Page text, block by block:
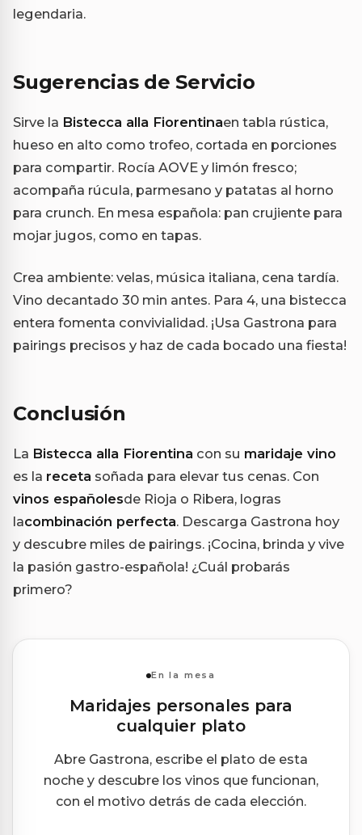
legendaria.
Sugerencias de Servicio
Sirve la Bistecca alla Fiorentinaen tabla rústica,
hueso en alto como trofeo, cortada en porciones
para compartir. Rocía AOVE y limón fresco;
acompaña rúcula, parmesano y patatas al horno
para crunch. En mesa española: pan crujiente para
mojar jugos, como en tapas.
Crea ambiente: velas, música italiana, cena tardía.
Vino decantado 30 min antes. Para 4, una bistecca
entera fomenta convivialidad. ¡Usa Gastrona para
pairings precisos y haz de cada bocado una fiesta!
Conclusión
La Bistecca alla Fiorentina con su maridaje vino
es la receta soñada para elevar tus cenas. Con
vinos españolesde Rioja o Ribera, logras
lacombinación perfecta. Descarga Gastrona hoy
y descubre miles de pairings. ¡Cocina, brinda y vive
la pasión gastro-española! ¿Cuál probarás
primero?
En la mesa
Maridajes personales para
cualquier plato
Abre Gastrona, escribe el plato de esta
noche y descubre los vinos que funcionan,
con el motivo detrás de cada elección.